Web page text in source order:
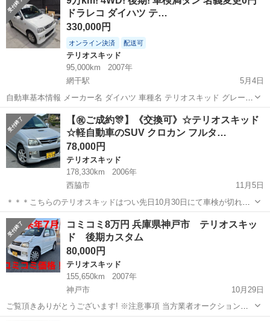
Ｌ ／禁煙車／走行４３８００ｋｍ／新品バッテリー・エンジンオイ
ル交換メンテナ...
ドラレコ ダイハツ テ…
330,000円
オンライン決済 配送可
テリオスキッド
95,000km
2007年
網干駅
5月4日
自動車基本情報 メーカー名 ダイハツ 車種名 テリオスキッド グレード
名 カスタムL 年式 平成19年 (2007年) 6月 走行距離 95,000 km 走行距
離の状態 実走行 色系統 シロ系 色の名称 ホ...
兵庫 揖保郡 網干駅 テリオスキッド 走行距離
【㊗️ご成約🎊】《交換可》☆テリオスキッド
☆軽自動車のSUV クロカン フルタ…
78,000円
テリオスキッド
178,330km
2006年
西脇市
11月5日
＊＊＊こちらのテリオスキッドはつい先日10月30日にて車検が切れま
したので、値下げしました！ それまでは気に入って普通に乗っていま
した。＊＊＊ ☆平成18年10月登録ダイハツ テリオスキッド カスタム
X です。ボデー上面に...
兵庫 西脇市 テリオスキッド 車両
コミコミ8万円 兵庫県神戸市 テリオスキッ
ド 後期カスタム
80,000円
テリオスキッド
155,650km
2007年
神戸市
10月29日
ご覧頂きありがとうございます! ※注意事項 当方業者オークションか
ら仕入れた車両を格安にて販売しております。 全て現車渡し&保証無